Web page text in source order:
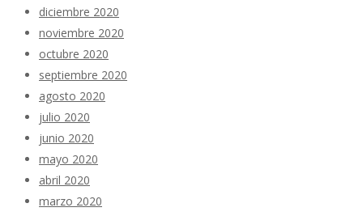
diciembre 2020
noviembre 2020
octubre 2020
septiembre 2020
agosto 2020
julio 2020
junio 2020
mayo 2020
abril 2020
marzo 2020